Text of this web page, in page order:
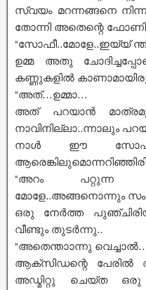
സ്വയം മറന്നങ്ങനെ
തോന്നി അതെന്റെ
“സോഫീ..മോളേ..ഇയ്യ്
ഉമ്മ അതു
കണ്ണുകളിൽ
“അത്…ഉമ്മാ…
അത് പറയാൻ
നാവിനില്ലാ..ന്നാലും
നാൾ ഈ
“അറം പറ്റുന്ന
മോളേ..അങ്ങനൊന്നും
ഒരു നേർത്ത
വീണ്ടും തുടർന്നു..
“അതെന്താാന്നു
ആക്സിഡന്റെ പേരിൽ
അഡ്മിറ്റു ചെയ്ത ഒരു